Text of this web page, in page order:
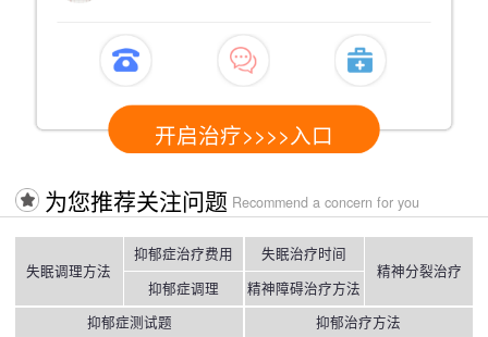
开启治疗>>>>入口
为您推荐关注问题 Recommend a concern for you
失眠调理方法
抑郁症治疗费用
抑郁症调理
失眠治疗时间
精神障碍治疗方法
精神分裂治疗
抑郁症测试题 抑郁治疗方法